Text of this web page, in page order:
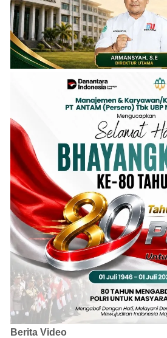
Berita Video